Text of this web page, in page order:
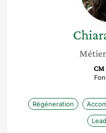
Métier
CM
Régéneration